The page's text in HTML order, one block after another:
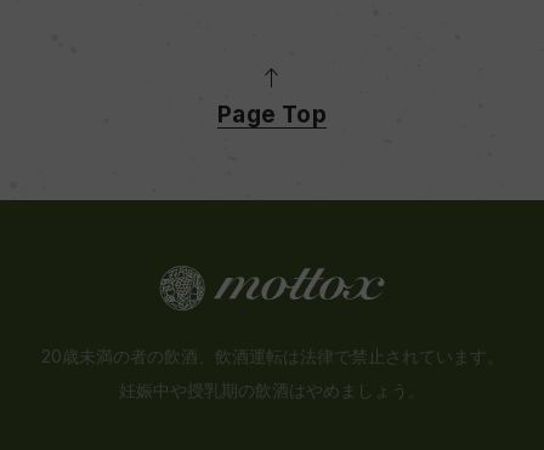
Page Top
20歳未満の者の飲酒、飲酒運転は法律で禁止されています。
妊娠中や授乳期の飲酒はやめましょう。